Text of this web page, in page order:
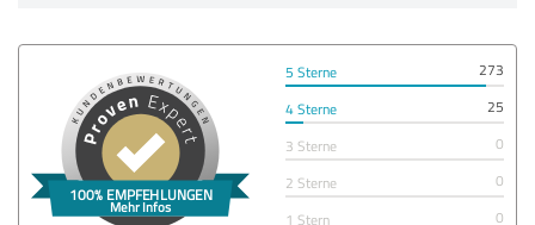
5 Sterne
273
4 Sterne
25
3 Sterne
0
2 Sterne
0
1 Stern
0